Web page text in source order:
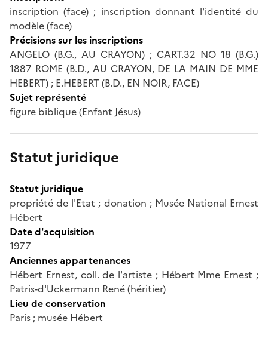
inscription (face) ; inscription donnant l'identité du
modèle (face)
Précisions sur les inscriptions
ANGELO (B.G., AU CRAYON) ; CART.32 NO 18 (B.G.)
1887 ROME (B.D., AU CRAYON, DE LA MAIN DE MME
HEBERT) ; E.HEBERT (B.D., EN NOIR, FACE)
Sujet représenté
figure biblique (Enfant Jésus)
Statut juridique
Statut juridique
propriété de l'Etat ; donation ; Musée National Ernest
Hébert
Date d'acquisition
1977
Anciennes appartenances
Hébert Ernest, coll. de l'artiste ; Hébert Mme Ernest ;
Patris-d'Uckermann René (héritier)
Lieu de conservation
Paris ; musée Hébert